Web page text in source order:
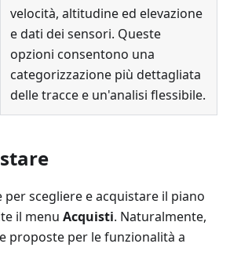
velocità, altitudine ed elevazione
e dati dei sensori. Queste
opzioni consentono una
categorizzazione più dettagliata
delle tracce e un'analisi flessibile.
per scegliere e acquistare il piano
il menu Acquisti. Naturalmente,
proposte per le funzionalità a